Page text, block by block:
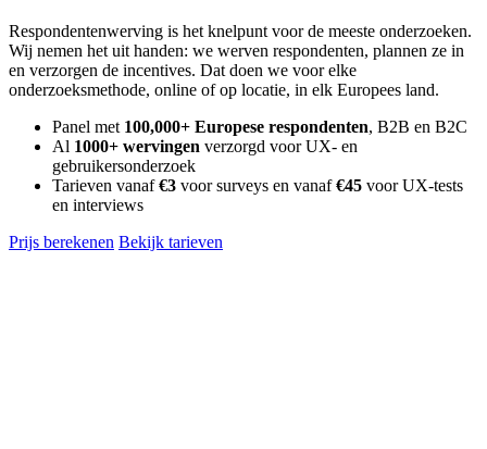
Respondentenwerving is het knelpunt voor de meeste onderzoeken.
Wij nemen het uit handen: we werven respondenten, plannen ze in
en verzorgen de incentives. Dat doen we voor elke
onderzoeksmethode, online of op locatie, in elk Europees land.
Panel met 100,000+ Europese respondenten, B2B en B2C
Al 1000+ wervingen verzorgd voor UX- en
gebruikersonderzoek
Tarieven vanaf€3 voor surveys en vanaf€45 voor UX-tests
en interviews
Prijs berekenen Bekijk tarieven